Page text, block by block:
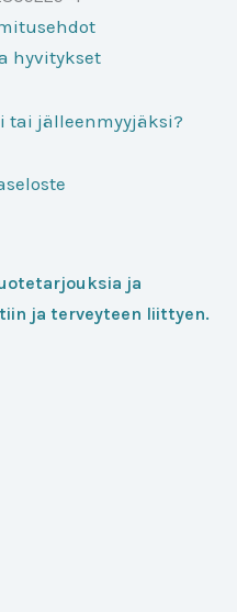
hyvitykset
tai jälleenmyyjäksi?
ja
ja terveyteen liittyen.